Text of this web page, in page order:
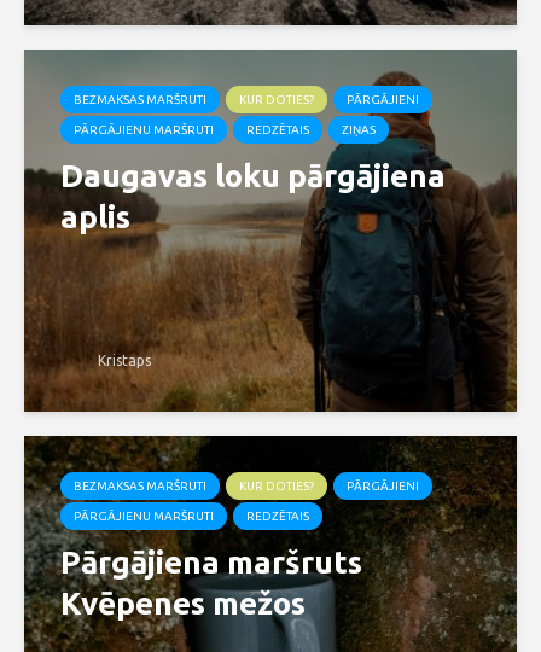
BEZMAKSAS MARŠRUTI KUR DOTIES? PĀRGĀJIENI
PĀRGĀJIENU MARŠRUTI REDZĒTAIS ZIŅAS
Daugavas loku pārgājiena
aplis
Kristaps
BEZMAKSAS MARŠRUTI KUR DOTIES? PĀRGĀJIENI
PĀRGĀJIENU MARŠRUTI REDZĒTAIS
Pārgājiena maršruts
Kvēpenes mežos